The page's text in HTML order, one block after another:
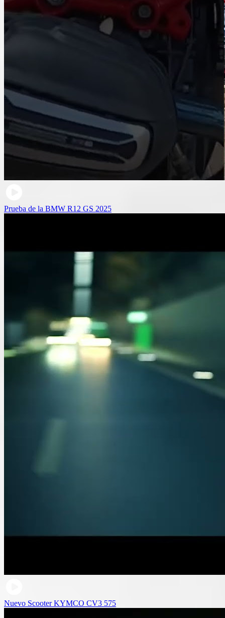
Prueba de la BMW R12 GS 2025
Nuevo Scooter KYMCO CV3 575